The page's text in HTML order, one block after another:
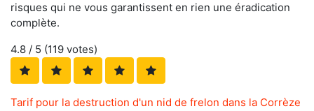
risques qui ne vous garantissent en rien une éradication
complète.
4.8 / 5 (119 votes)
Tarif pour la destruction d'un nid de frelon dans la Corrèze